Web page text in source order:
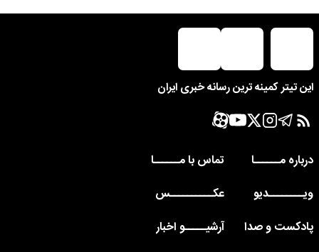
این تیتر کمینه ترین رسانه خبری ایران
درباره مــــــا
تماس با مــــــا
ویــــــــدیو
عکــــــــــس
پادکست و صدا
آرشیـــــو اخبار